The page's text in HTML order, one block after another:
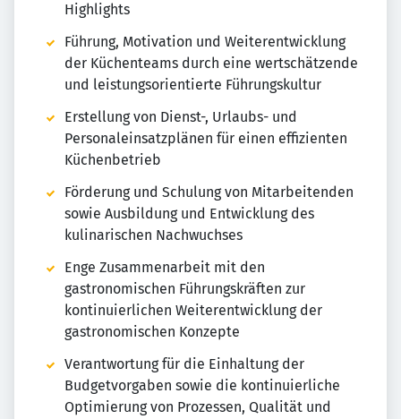
Highlights
Führung, Motivation und Weiterentwicklung
der Küchenteams durch eine wertschätzende
und leistungsorientierte Führungskultur
Erstellung von Dienst-, Urlaubs- und
Personaleinsatzplänen für einen effizienten
Küchenbetrieb
Förderung und Schulung von Mitarbeitenden
sowie Ausbildung und Entwicklung des
kulinarischen Nachwuchses
Enge Zusammenarbeit mit den
gastronomischen Führungskräften zur
kontinuierlichen Weiterentwicklung der
gastronomischen Konzepte
Verantwortung für die Einhaltung der
Budgetvorgaben sowie die kontinuierliche
Optimierung von Prozessen, Qualität und